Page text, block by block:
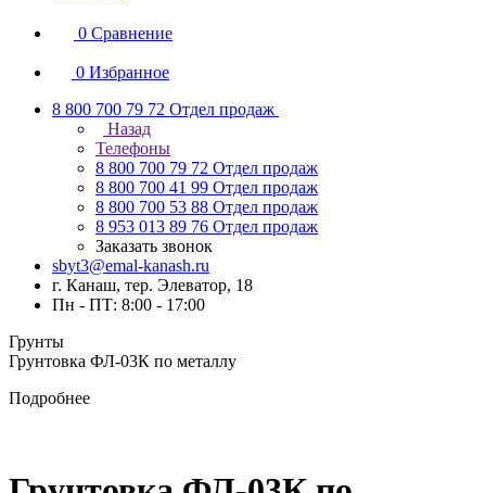
0 Сравнение
0 Избранное
8 800 700 79 72 Отдел продаж
Назад
Телефоны
8 800 700 79 72 Отдел продаж
8 800 700 41 99 Отдел продаж
8 800 700 53 88 Отдел продаж
8 953 013 89 76 Отдел продаж
Заказать звонок
sbyt3@emal-kanash.ru
г. Канаш, тер. Элеватор, 18
Пн - ПТ: 8:00 - 17:00
Грунты
Грунтовка ФЛ-03К по металлу
Подробнее